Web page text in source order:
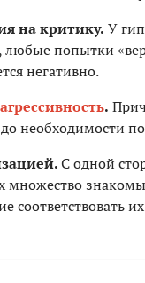
на критику. У
любые попытки
негативно.
агрессивность.
необходимости
С одной
соответствовать